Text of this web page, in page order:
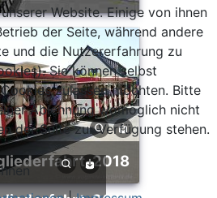
Website. Einige von ihnen
der Seite, während andere
und die Nutzererfahrung zu
Sie können selbst
zulassen möchten. Bitte
Ablehnung womöglich nicht
der Seite zur Verfügung stehen.